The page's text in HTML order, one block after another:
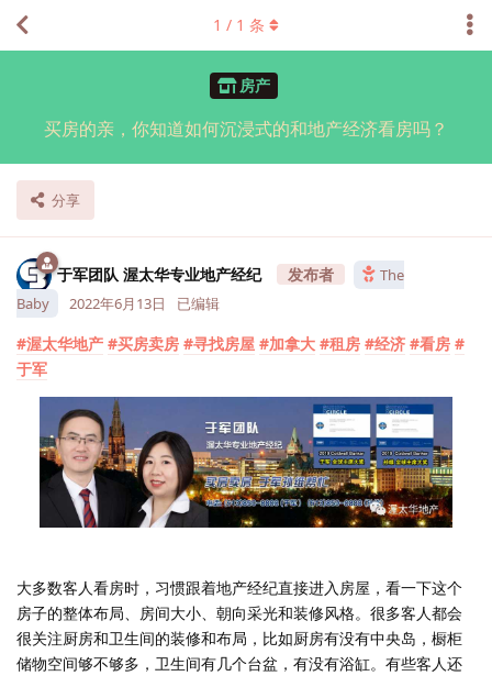
房产
买房的亲，你知道如何沉浸式的和地产经济看房吗？
分享
1 / 1 条
于军团队 渥太华专业地产经纪
The
Baby
2022年6月13日 已编辑
#渥太华地产 #买房卖房 #寻找房屋 #加拿大 #租房 #经济 #看房 #
于军
大多数客人看房时，习惯跟着地产经纪直接进入房屋，看一下这个
房子的整体布局、房间大小、朝向采光和装修风格。很多客人都会
很关注厨房和卫生间的装修和布局，比如厨房有没有中央岛，橱柜
储物空间够不够多，卫生间有几个台盆，有没有浴缸。有些客人还